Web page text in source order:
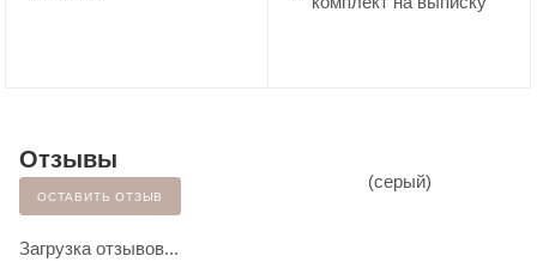
Отзывы
ОСТАВИТЬ ОТЗЫВ
Загрузка отзывов...